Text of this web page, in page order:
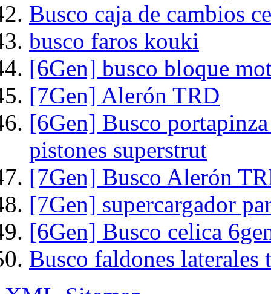
Busco caja de cambios
busco faros kouki
[6Gen] busco bloque
[7Gen] Alerón TRD
[6Gen] Busco
pistones superstrut
[7Gen] Busco Alerón
[7Gen] supercargador
[6Gen] Busco celica
Busco faldones laterales